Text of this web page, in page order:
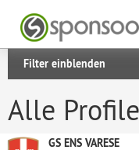
Filter einblenden
Alle
GS ENS VARESE